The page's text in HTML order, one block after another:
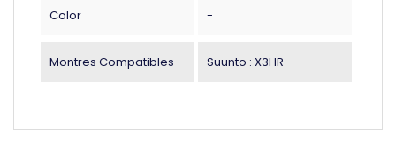
Color -
Montres Compatibles Suunto : X3HR